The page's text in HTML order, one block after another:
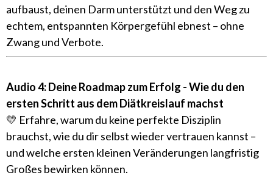
aufbaust, deinen Darm unterstützt und den Weg zu
echtem, entspannten Körpergefühl ebnest – ohne
Zwang und Verbote.
Audio 4: Deine Roadmap zum Erfolg - Wie du den
ersten Schritt aus dem Diätkreislauf machst
💛 Erfahre, warum du keine perfekte Disziplin
brauchst, wie du dir selbst wieder vertrauen kannst –
und welche ersten kleinen Veränderungen langfristig
Großes bewirken können.